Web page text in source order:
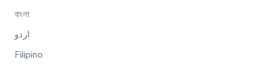
বাংলা
اردو
Filipino